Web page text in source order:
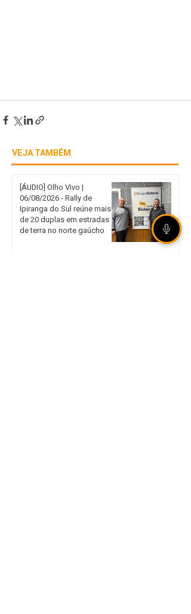
VEJA TAMBÉM
[ÁUDIO] Olho Vivo |
06/08/2026 - Rally de
Ipiranga do Sul reúne mais
de 20 duplas em estradas
de terra no norte gaúcho